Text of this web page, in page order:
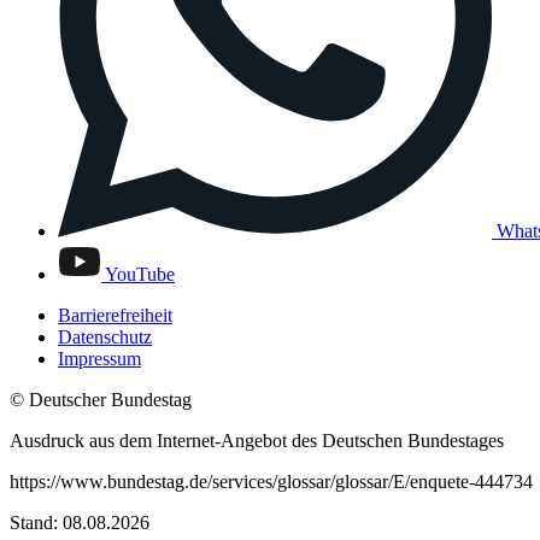
YouTube
Barrierefreiheit
Datenschutz
Impressum
© Deutscher Bundestag
Ausdruck aus dem Internet-Angebot des Deutschen Bundestages
https://www.bundestag.de/services/glossar/glossar/E/enquete-444734
Stand: 08.08.2026